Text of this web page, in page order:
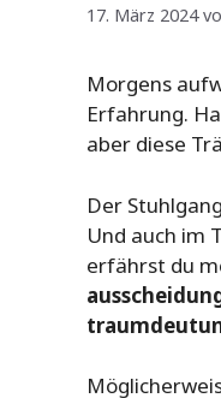
17. März 2024
Morgens
Erfahrung.
aber diese
Der
Und auch im
erfährst du